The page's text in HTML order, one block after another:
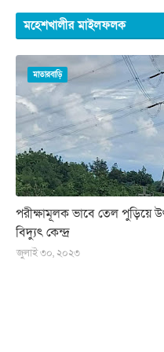
মহেশখালীর মাইলফলক
মাতারবাড়ি
পরীক্ষামূলক ভাবে তেল পুড়িয়ে
বিদ্যুৎ কেন্দ্র
জুলাই ৩০, ২০২৩